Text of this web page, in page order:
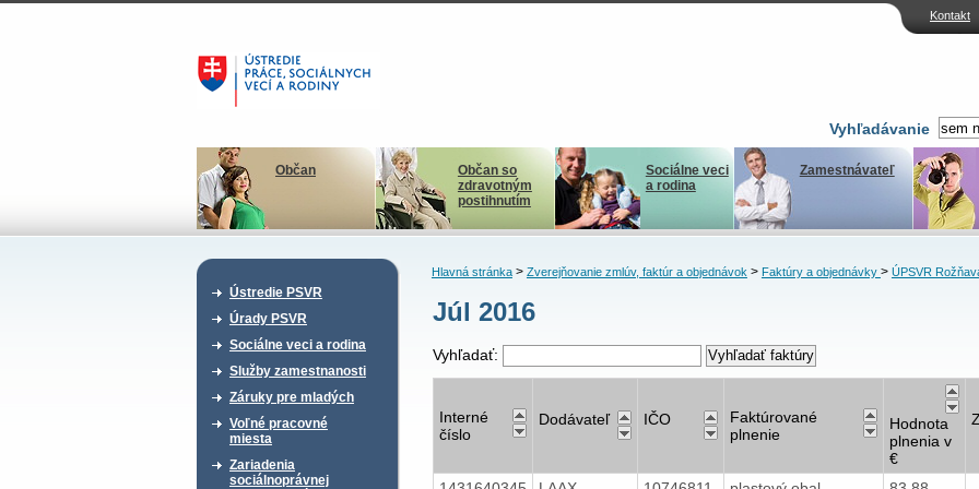
Kontakt
Vyhľadávanie
Občan
Občan so
zdravotným
postihnutím
Sociálne veci
a rodina
Zamestnávateľ
Ústredie PSVR
Úrady PSVR
Sociálne veci a rodina
Služby zamestnanosti
Záruky pre mladých
Voľné pracovné
miesta
Zariadenia
sociálnoprávnej
Hlavná stránka> Zverejňovanie zmlúv, faktúr a objednávok> Faktúry a objednávky > ÚPSVR
Júl 2016
Vyhľadať:
Interné
číslo
Dodávateľ IČO
Faktúrované
plnenie
Hodnota
plnenia v
€